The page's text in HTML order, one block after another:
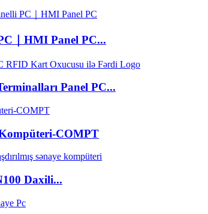
｜HMI Panel PC...
Panel PC...
Kompüteri-COMPT
Daxili...